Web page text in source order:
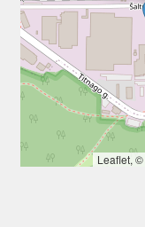
Leaflet, ©